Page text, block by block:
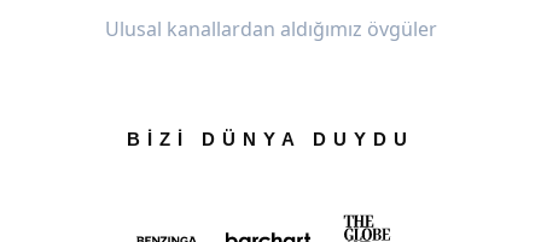
Ulusal kanallardan aldığımız övgüler
BİZİ DÜNYA DUYDU